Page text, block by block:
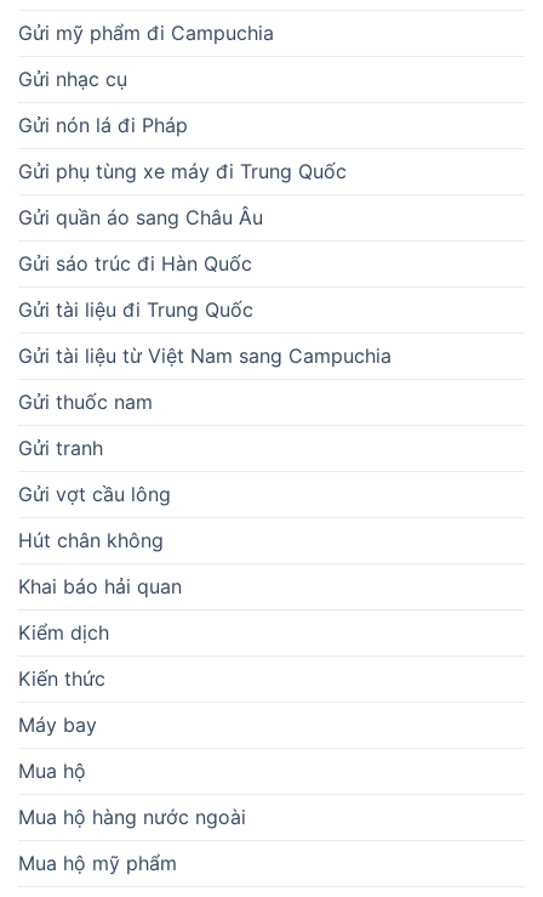
Gửi mỹ phẩm đi Campuchia
Gửi nhạc cụ
Gửi nón lá đi Pháp
Gửi phụ tùng xe máy đi Trung Quốc
Gửi quần áo sang Châu Âu
Gửi sáo trúc đi Hàn Quốc
Gửi tài liệu đi Trung Quốc
Gửi tài liệu từ Việt Nam sang Campuchia
Gửi thuốc nam
Gửi tranh
Gửi vợt cầu lông
Hút chân không
Khai báo hải quan
Kiểm dịch
Kiến thức
Máy bay
Mua hộ
Mua hộ hàng nước ngoài
Mua hộ mỹ phẩm